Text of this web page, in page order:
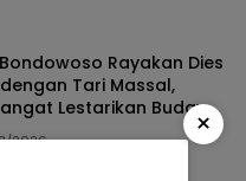
Bondowoso Rayakan Dies
Tari Massal,
Lestarikan Budaya
2026 ×